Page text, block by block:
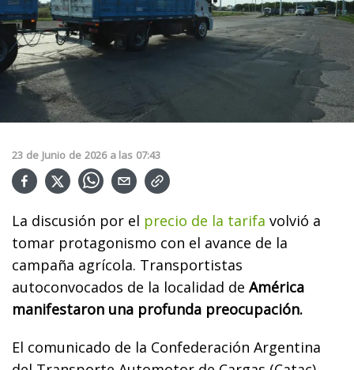
23 de Junio de 2026 a las 07:43
La discusión por el precio de la tarifa volvió a
tomar protagonismo con el avance de la
campaña agrícola. Transportistas
autoconvocados de la localidad de América
manifestaron una profunda preocupación.
El comunicado de la Confederación Argentina